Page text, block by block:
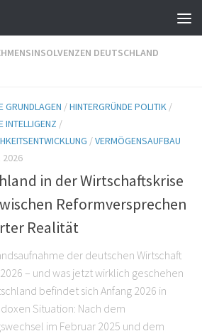
DEUTSCHLAND
GRUNDLAGEN /HINTERGRÜNDE POLITIK /
INTELLIGENZ /
/VERMÖGENSAUFBAU
2026
in der Wirtschaftskrise
Reformversprechen
Realität
der deutschen Wirtschaft
– und was jetzt wirklich geschehen
befindet sich Anfang 2026 in
Situation: Nach dem
im Februar 2025 und dem